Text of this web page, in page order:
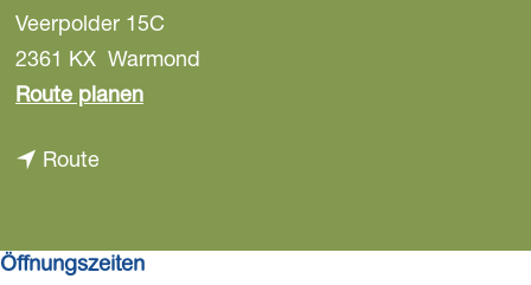
Veerpolder 15C
2361 KX Warmond
Route planenb
n
Routeb
M
Öffnungszeiten